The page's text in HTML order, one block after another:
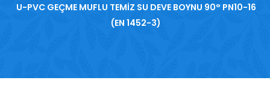
U-PVC GEÇME MUFLU TEMIZ SU DEVE BOYNU 90° PN10-16
(EN 1452-3)